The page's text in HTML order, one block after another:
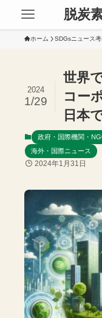
脱炭
ホーム SDGsニュース
世界
コー
日本
2024
1/29
政府・国際機関・
海外・国際ニュース
2024年1月31日